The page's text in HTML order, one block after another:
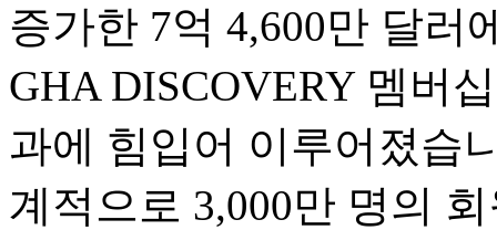
증가한 7억 4,600만 달러
GHA DISCOVERY 멤버
과에 힘입어 이루어졌습
계적으로 3,000만 명의